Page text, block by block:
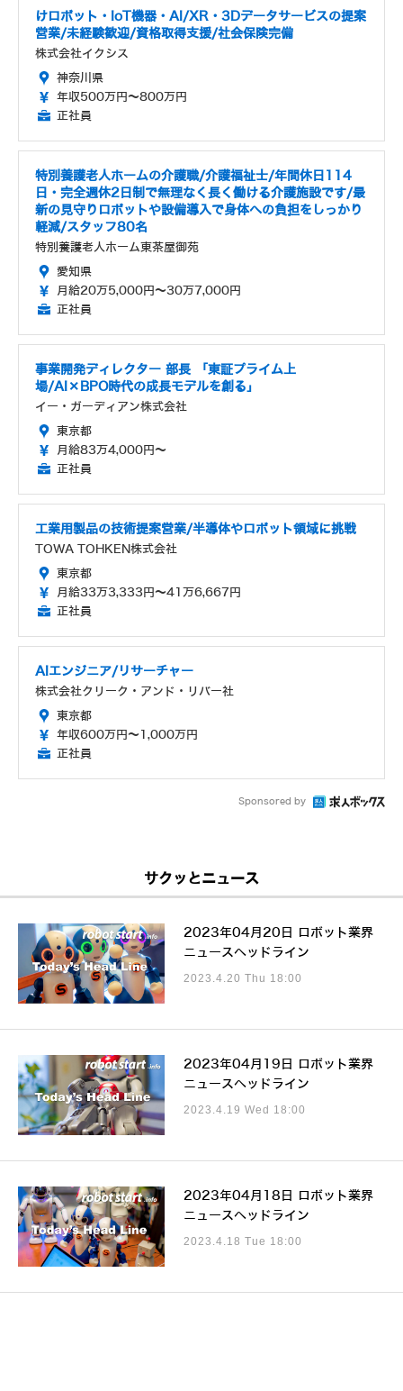
けロボット・IoT機器・AI/XR・3Dデータサービスの提案
営業/未経験歓迎/資格取得支援/社会保険完備
株式会社イクシス
神奈川県
年収500万円～800万円
正社員
特別養護老人ホームの介護職/介護福祉士/年間休日114
日・完全週休2日制で無理なく長く働ける介護施設です/最
新の見守りロボットや設備導入で身体への負担をしっかり
軽減/スタッフ80名
特別養護老人ホーム東茶屋御苑
愛知県
月給20万5,000円～30万7,000円
正社員
事業開発ディレクター 部長 「東証プライム上
場/AI×BPO時代の成長モデルを創る」
イー・ガーディアン株式会社
東京都
月給83万4,000円～
正社員
工業用製品の技術提案営業/半導体やロボット領域に挑戦
TOWA TOHKEN株式会社
東京都
月給33万3,333円～41万6,667円
正社員
AIエンジニア/リサーチャー
株式会社クリーク・アンド・リバー社
東京都
年収600万円～1,000万円
正社員
Sponsored by
サクッとニュース
2023年04月20日 ロボット業界
ニュースヘッドライン
2023.4.20 Thu 18:00
2023年04月19日 ロボット業界
ニュースヘッドライン
2023.4.19 Wed 18:00
2023年04月18日 ロボット業界
ニュースヘッドライン
2023.4.18 Tue 18:00